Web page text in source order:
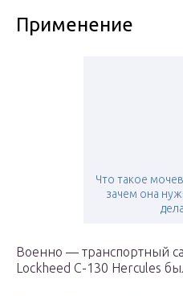
Применение
Что такое
зачем она
Военно — транспортный
Lockheed C-130 Hercules